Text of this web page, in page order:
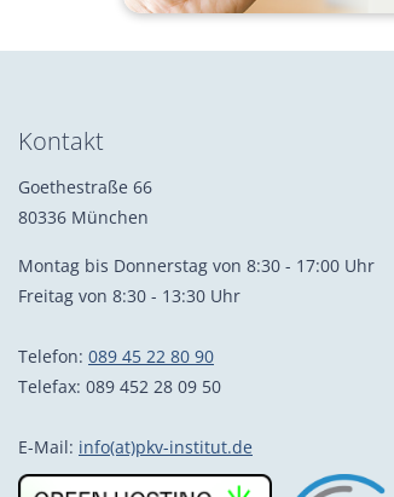
Kontakt
Goethestraße 66
80336 München
Montag bis Donnerstag von 8:30 - 17:00 Uhr
Freitag von 8:30 - 13:30 Uhr
Telefon: 089 45 22 80 90
Telefax: 089 452 28 09 50
E-Mail: info(at)pkv-institut.de